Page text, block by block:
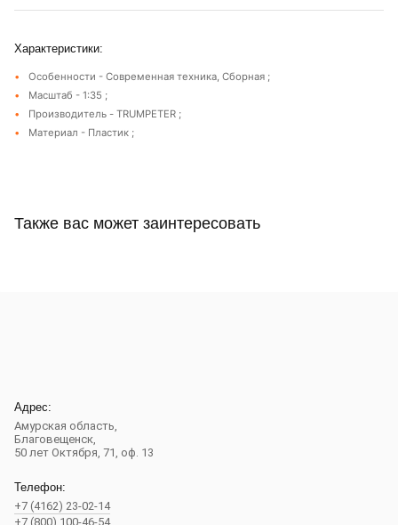
Характеристики:
Особенности - Современная техника, Сборная ;
Масштаб - 1:35 ;
Производитель - TRUMPETER ;
Материал - Пластик ;
Также вас может заинтересовать
Адрес:
Амурская область,
Благовещенск,
50 лет Октября, 71, оф. 13
Телефон:
+7 (4162) 23-02-14
+7 (800) 100-46-54